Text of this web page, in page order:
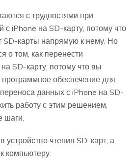
с трудностями при
iPhone на SD-карту, потому что
SD-карты напрямую к нему. Но
о том, как перенести
SD-карту, потому что вы
обеспечение для
данных с iPhone на SD-
работу с этим решением,
шаги.
устройство чтения SD-карт, а
компьютеру.